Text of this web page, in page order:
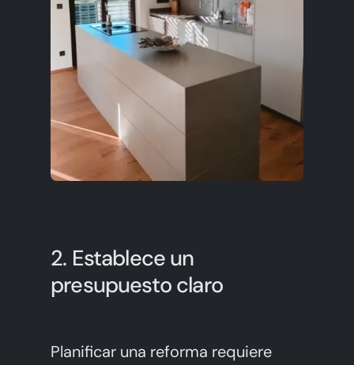
2. Establece un
presupuesto claro
Planificar una reforma requiere